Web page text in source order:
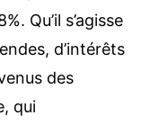
Qu’il s’agisse
d’intérêts
des
qui